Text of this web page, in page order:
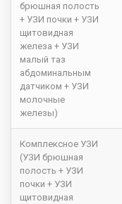
брюшная полость
+ УЗИ почки + УЗИ
щитовидная
железа + УЗИ
малый таз
абдоминальным
датчиком + УЗИ
молочные
железы)
Комплексное УЗИ
(УЗИ брюшная
полость + УЗИ
почки + УЗИ
щитовидная